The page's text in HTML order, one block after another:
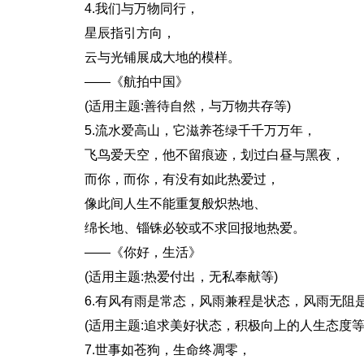
4.我们与万物同行，
星辰指引方向，
云与光铺展成大地的模样。
——《航拍中国》
(适用主题:善待自然，与万物共存等)
5.流水爱高山，它滋养苍绿千千万万年，
飞鸟爱天空，他不留痕迹，划过白昼与黑夜，
而你，而你，有没有如此热爱过，
像此间人生不能重复般炽热地、
绵长地、锱铢必较或不求回报地热爱。
——《你好，生活》
(适用主题:热爱付出，无私奉献等)
6.有风有雨是常态，风雨兼程是状态，风雨无阻是
(适用主题:追求美好状态，积极向上的人生态度
7.世事如苍狗，生命终凋零，